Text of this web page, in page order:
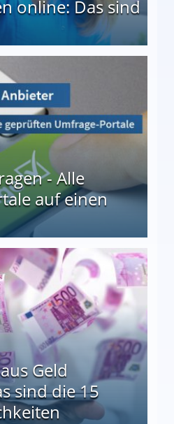
online: Das sind
- Alle
auf einen
Geld
sind die 15